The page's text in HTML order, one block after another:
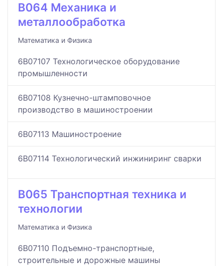
B064 Механика и
металлообработка
Математика и Физика
6B07107 Технологическое оборудование
промышленности
6B07108 Кузнечно-штамповочное
производство в машиностроении
6B07113 Машиностроение
6B07114 Технологический инжиниринг сварки
B065 Транспортная техника и
технологии
Математика и Физика
6B07110 Подъемно-транспортные,
строительные и дорожные машины